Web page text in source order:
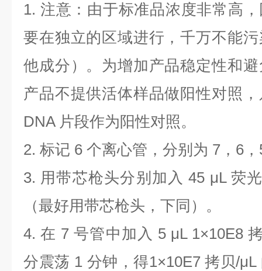
1. 注意：由于标准品浓度非常高
要在独立的区域进行，千万不能
他成分）。为增加产品稳定性和
产品不提供活体样品做阳性对照
DNA 片段作为阳性对照。
2. 标记 6 个离心管，分别为 7 ， 6 ，
3. 用带芯枪头分别加入 45 μL 荧
（最好用带芯枪头，下同）。
4.在 7号管中加入 5 μL 1×10E8
分震荡 1 分钟，得1×10E7 拷贝/μL